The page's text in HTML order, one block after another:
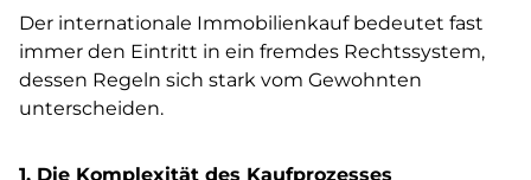
Der internationale Immobilienkauf bedeutet fast
immer den Eintritt in ein fremdes Rechtssystem,
dessen Regeln sich stark vom Gewohnten
unterscheiden.
1. Die Komplexität des Kaufprozesses